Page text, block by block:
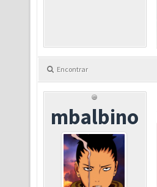
Encontrar
mbalbino